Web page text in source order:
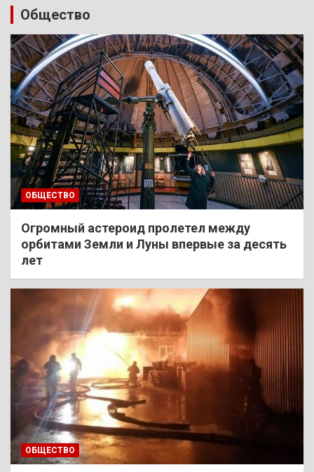
Общество
ОБЩЕСТВО
Огромный астероид пролетел между
орбитами Земли и Луны впервые за десять
лет
ОБЩЕСТВО